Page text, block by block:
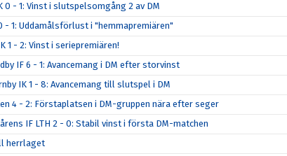
0 - 1: Vinst i slutspelsomgång 2 av DM
- 1: Uddamålsförlust i "hemmapremiären"
1 - 2: Vinst i seriepremiären!
IF 6 - 1: Avancemang i DM efter storvinst
IK 1 - 8: Avancemang till slutspel i DM
4 - 2: Förstaplatsen i DM-gruppen nära efter seger
IF LTH 2 - 0: Stabil vinst i första DM-matchen
herrlaget